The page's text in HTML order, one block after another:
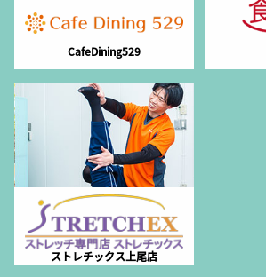
CafeDining529
ストレチックス上尾店